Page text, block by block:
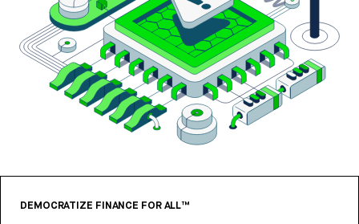
DEMOCRATIZE FINANCE FOR ALL™